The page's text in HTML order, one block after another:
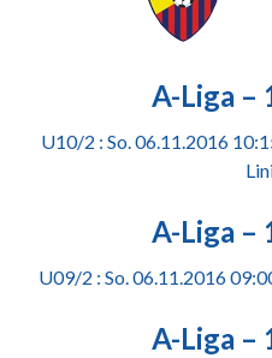
A-Liga –
U10/2 : So. 06.11.2016
A-Liga –
U09/2 : So. 06.11.2016
A-Liga –